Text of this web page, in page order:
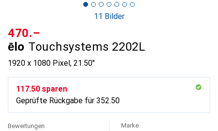
11 Bilder
ēlo Touchsystems 2202L
1920 x 1080 Pixel, 21.50"
CHF
470.–
CHF
117.50 sparen
Geprüfte Rückgabe für CHF
352.50
Bewertungen Marke